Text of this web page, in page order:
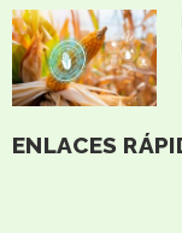
ENLACES